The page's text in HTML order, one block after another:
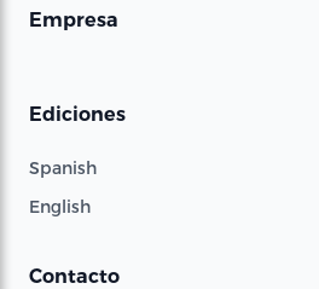
Empresa
Ediciones
Spanish
English
Contacto